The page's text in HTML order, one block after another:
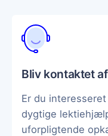
Bliv kontaktet
Er du
dygtige
uforpligtende